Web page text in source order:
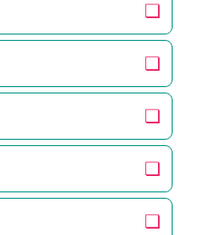
❏
❏
❏
❏
❏